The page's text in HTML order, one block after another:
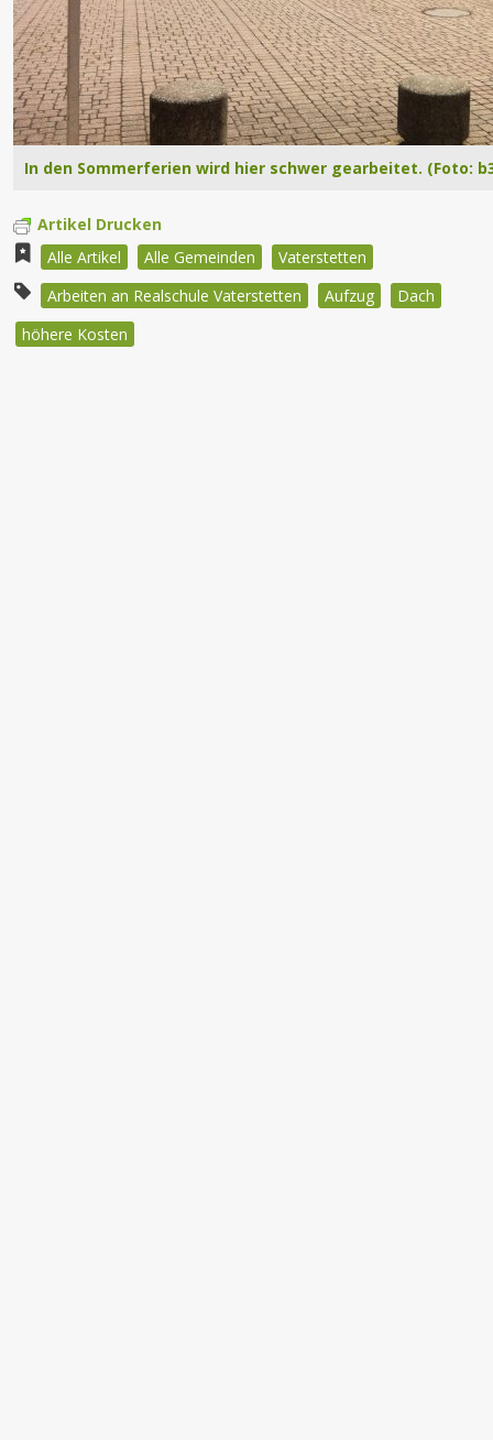
In den Sommerferien wird hier schwer gearbeitet. (Foto:
Artikel Drucken
Alle Artikel
Alle Gemeinden
Vaterstetten
Arbeiten an Realschule Vaterstetten
Aufzug
Dach
höhere Kosten